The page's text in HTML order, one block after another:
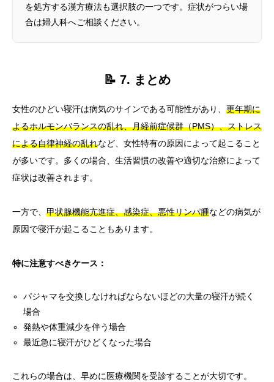
を処方する漢方療法も選択肢の一つです。症状がつらい場
合は婦人科へご相談ください。
📝 7. まとめ
女性のひどい寝汗は病気のサインである可能性があり、 更年期に
よるホルモンバランスの乱れ、月経前症候群（PMS）、ストレス
による自律神経の乱れなど、女性特有の原因によって起こること
が多いです。多くの場合、生活習慣の改善や適切な治療によって
症状は改善されます。
一方で、 甲状腺機能亢進症、感染症、悪性リンパ腫などの病気が
原因で寝汗が起こることもあります。
特に注意すべきケース：
パジャマを交換しなければならないほどの大量の寝汗が続く
場合
発熱や体重減少を伴う場合
最近急に寝汗がひどくなった場合
これらの場合は、早めに医療機関を受診することが大切です。